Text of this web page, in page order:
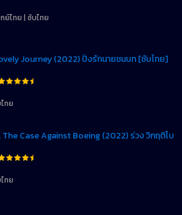
ย์ไทย | ซับไทย
Journey (2022) ปิ๊งรักนายชนบท [ซับไทย]
ทย
Case Against Boeing (2022) ร่วง วิกฤติโบ
ทย